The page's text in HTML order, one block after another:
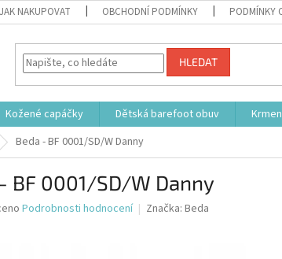
JAK NAKUPOVAT OBCHODNÍ PODMÍNKY PODMÍNKY
HLEDAT
Kožené capáčky Dětská barefoot obuv
Beda - BF 0001/SD/W Danny
BF 0001/SD/W Danny
Podrobnosti hodnocení Značka: Beda